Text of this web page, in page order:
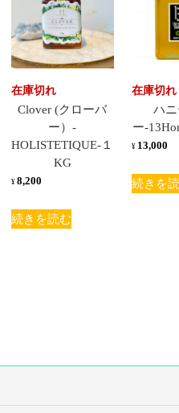
在庫切れ
Clover (クローバ
ー）-
HOLISTETIQUE-１
KG
¥ 8,200
続きを読む
在庫切れ
ハ
ー-
¥ 13,000
続きを